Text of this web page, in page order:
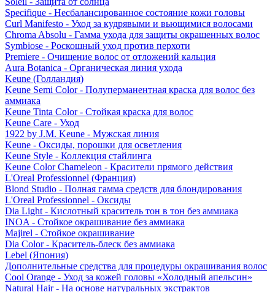
Specifique - Несбалансированное состояние кожи головы
Curl Manifesto - Уход за кудрявыми и вьющимися волосами
Chroma Absolu - Гамма ухода для защиты окрашенных волос
Symbiose - Роскошный уход против перхоти
Premiere - Очищение волос от отложений кальция
Aura Botanica - Органическая линия ухода
Keune (Голландия)
Keune Semi Color - Полуперманентная краска для волос без
аммиака
Keune Tinta Color - Стойкая краска для волос
Keune Care - Уход
1922 by J.M. Keune - Мужская линия
Keune - Оксиды, порошки для осветления
Keune Style - Коллекция стайлинга
Keune Color Chameleon - Красители прямого действия
L'Oreal Professionnel (Франция)
Blond Studio - Полная гамма средств для блондирования
L'Oreal Professionnel - Оксиды
Dia Light - Кислотный краситель тон в тон без аммиака
INOA - Стойкое окрашивание без аммиака
Majirel - Стойкое окрашивание
Dia Color - Краситель-блеск без аммиака
Lebel (Япония)
Дополнительные средства для процедуры окрашивания волос
Cool Orange - Уход за кожей головы «Холодный апельсин»
Natural Hair - На основе натуральных экстрактов